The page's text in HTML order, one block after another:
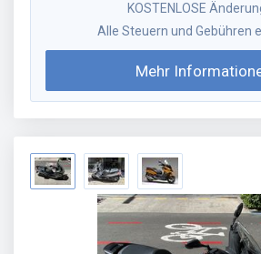
KOSTENLOSE
Alle Steuern und Gebühren
Mehr